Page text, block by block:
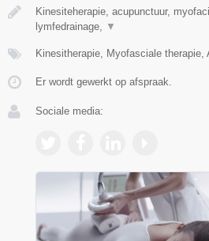
Kinesiteherapie, acupunctuur,
lymfedrainage,
▼
Kinesitherapie, Myofasciale therapie,
Er wordt gewerkt op afspraak.
Sociale media: